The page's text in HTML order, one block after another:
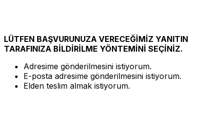
LÜTFEN BAŞVURUNUZA VERECEĞİMİZ YANITIN
TARAFINIZA BİLDİRİLME YÖNTEMİNİ SEÇİNİZ.
Adresime gönderilmesini istiyorum.
E-posta adresime gönderilmesini istiyorum.
Elden teslim almak istiyorum.